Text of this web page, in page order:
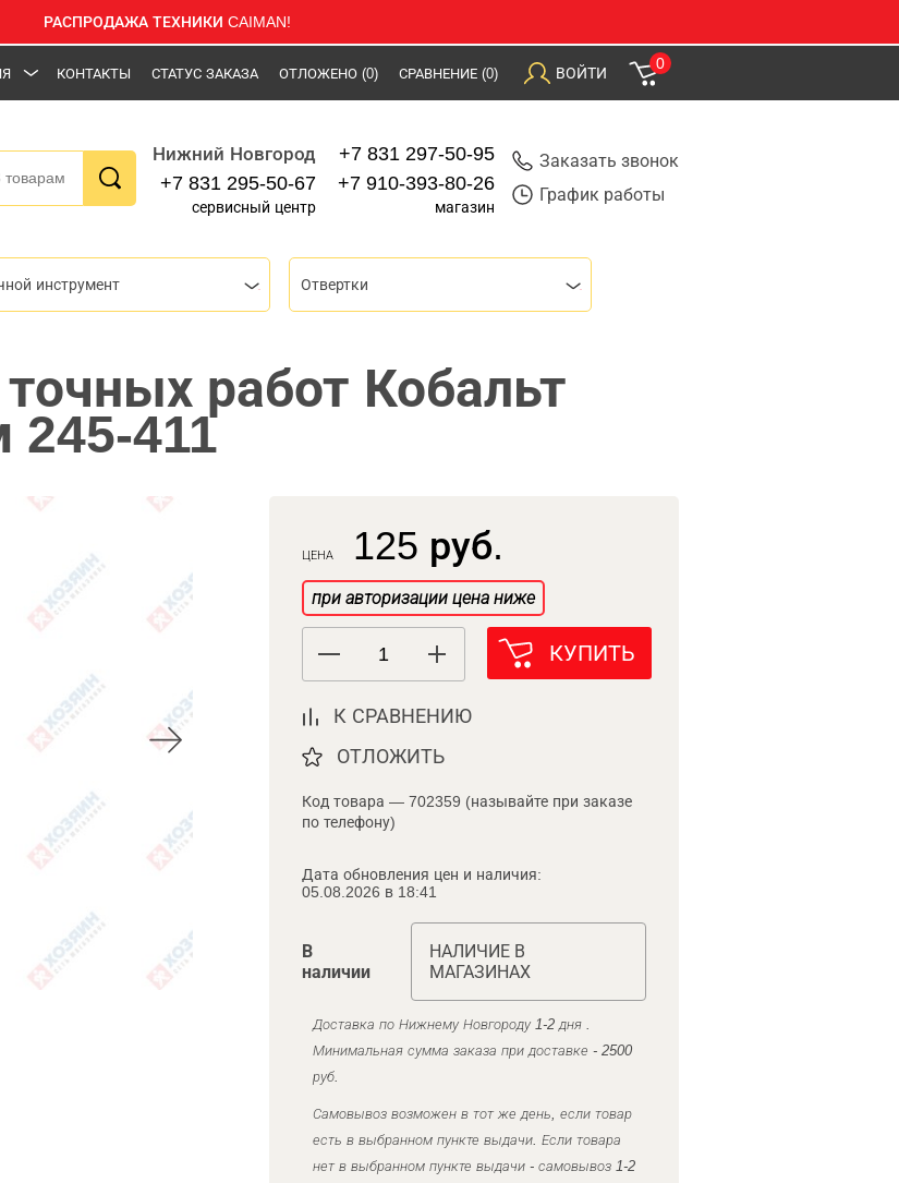
РАСПРОДАЖА ТЕХНИКИ CAIMAN!
КОНТАКТЫ СТАТУС ЗАКАЗА ОТЛОЖЕНО (0) СРАВНЕНИЕ (0) ВОЙТИ
0
Нижний Новгород
+7 831 295-50-67
сервисный центр
+7 831 297-50-95
+7 910-393-80-26
магазин
Заказать звонок
График работы
инструмент Отвертки
работ Кобальт
245-411
ЦЕНА 125 руб.
при авторизации цена ниже
КУПИТЬ
К СРАВНЕНИЮ
ОТЛОЖИТЬ
Код товара — 702359 (называйте при заказе
по телефону)
Дата обновления цен и наличия:
05.08.2026 в 18:41
В
наличии
НАЛИЧИЕ В
МАГАЗИНАХ
Доставка по Нижнему Новгороду 1-2 дня .
Минимальная сумма заказа при доставке - 2500
руб.
Самовывоз возможен в тот же день, если товар
есть в выбранном пункте выдачи. Если товара
нет в выбранном пункте выдачи - самовывоз 1-2